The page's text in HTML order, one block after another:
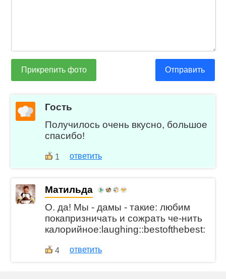
Прикрепить фото Отправить
Гость
Получилось очень вкусно, большое
спасибо!
1 ответить
Матильда
О. да! Мы - дамы - такие: любим
покапризничать и сожрать че-нить
калорийное:laughing::bestofthebest:
4 ответить